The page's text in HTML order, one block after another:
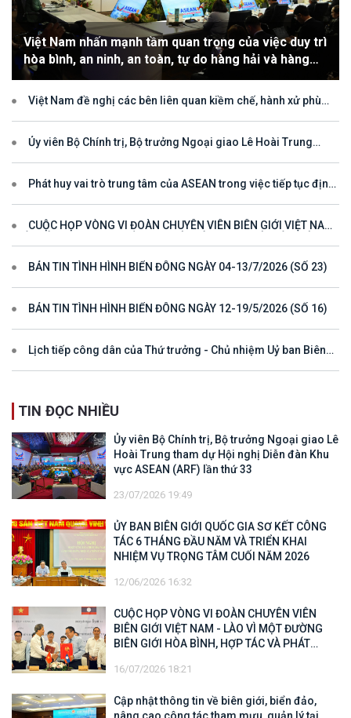
Việt Nam nhấn mạnh tầm quan trọng của việc duy trì
hòa bình, an ninh, an toàn, tự do hàng hải và hàng
không
Việt Nam đề nghị các bên liên quan kiềm chế, hành xử phù
phán đối với vùng đặc quyền kinh tế và thềm lục địa của quốc gia
ven biển
Ủy viên Bộ Chính trị, Bộ trưởng Ngoại giao Lê Hoài Trung
Phát huy vai trò trung tâm của ASEAN trong việc tiếp tục định
CUỘC HỌP VÒNG VI ĐOÀN CHUYÊN VIÊN BIÊN GIỚI VIỆT NAM
TRIỂN
BẢN TIN TÌNH HÌNH BIỂN ĐÔNG NGÀY 04-13/7/2026 (SỐ 23)
BẢN TIN TÌNH HÌNH BIỂN ĐÔNG NGÀY 12-19/5/2026 (SỐ 16)
Lịch tiếp công dân của Thứ trưởng - Chủ nhiệm Uỷ ban Biên
TIN ĐỌC NHIỀU
Ủy viên Bộ Chính trị, Bộ trưởng Ngoại giao Lê
Hoài Trung tham dự Hội nghị Diễn đàn Khu
vực ASEAN (ARF) lần thứ 33
23/07/2026 19:49
ỦY BAN BIÊN GIỚI QUỐC GIA SƠ KẾT CÔNG
TÁC 6 THÁNG ĐẦU NĂM VÀ TRIỂN KHAI
NHIỆM VỤ TRỌNG TÂM CUỐI NĂM 2026
12/06/2026 16:32
CUỘC HỌP VÒNG VI ĐOÀN CHUYÊN VIÊN
BIÊN GIỚI VIỆT NAM - LÀO VÌ MỘT ĐƯỜNG
BIÊN GIỚI HÒA BÌNH, HỢP TÁC VÀ PHÁT
16/07/2026 18:21
Cập nhật thông tin về biên giới, biển đảo,